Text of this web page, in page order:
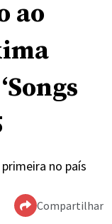
ao
no país
Compartilhar